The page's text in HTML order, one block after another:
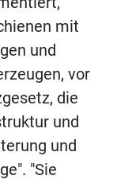
mit
und
vor
die
und
und
"Sie